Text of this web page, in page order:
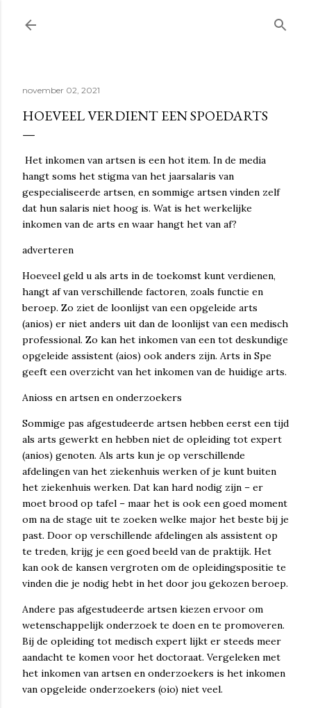
november 02, 2021
HOEVEEL VERDIENT EEN SPOEDARTS
Het inkomen van artsen is een hot item. In de media
hangt soms het stigma van het jaarsalaris van
gespecialiseerde artsen, en sommige artsen vinden zelf
dat hun salaris niet hoog is. Wat is het werkelijke
inkomen van de arts en waar hangt het van af?
adverteren
Hoeveel geld u als arts in de toekomst kunt verdienen,
hangt af van verschillende factoren, zoals functie en
beroep. Zo ziet de loonlijst van een opgeleide arts
(anios) er niet anders uit dan de loonlijst van een medisch
professional. Zo kan het inkomen van een tot deskundige
opgeleide assistent (aios) ook anders zijn. Arts in Spe
geeft een overzicht van het inkomen van de huidige arts.
Anioss en artsen en onderzoekers
Sommige pas afgestudeerde artsen hebben eerst een tijd
als arts gewerkt en hebben niet de opleiding tot expert
(anios) genoten. Als arts kun je op verschillende
afdelingen van het ziekenhuis werken of je kunt buiten
het ziekenhuis werken. Dat kan hard nodig zijn – er
moet brood op tafel – maar het is ook een goed moment
om na de stage uit te zoeken welke major het beste bij je
past. Door op verschillende afdelingen als assistent op
te treden, krijg je een goed beeld van de praktijk. Het
kan ook de kansen vergroten om de opleidingspositie te
vinden die je nodig hebt in het door jou gekozen beroep.
Andere pas afgestudeerde artsen kiezen ervoor om
wetenschappelijk onderzoek te doen en te promoveren.
Bij de opleiding tot medisch expert lijkt er steeds meer
aandacht te komen voor het doctoraat. Vergeleken met
het inkomen van artsen en onderzoekers is het inkomen
van opgeleide onderzoekers (oio) niet veel.